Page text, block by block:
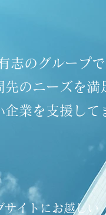
のグループで
のニーズを満
業を支援して
イトにお越しい